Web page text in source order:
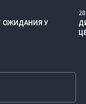
ОЖИДАНИЯ У
28